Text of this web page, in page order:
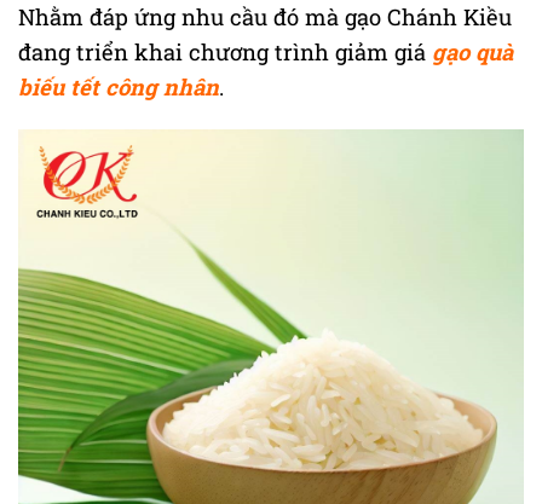
Nhằm đáp ứng nhu cầu đó mà gạo Chánh Kiều
đang triển khai chương trình giảm giá gạo quà
biếu tết công nhân.